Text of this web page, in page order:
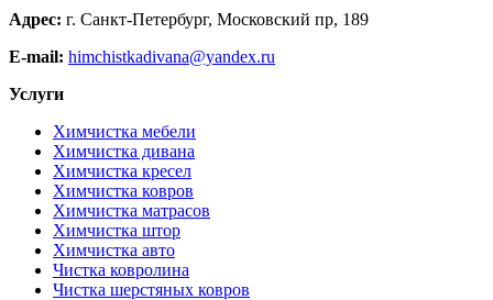
Адрес: г. Санкт-Петербург, Московский пр, 189
E-mail: himchistkadivana@yandex.ru
Услуги
Химчистка мебели
Химчистка дивана
Химчистка кресел
Химчистка ковров
Химчистка матрасов
Химчистка штор
Химчистка авто
Чистка ковролина
Чистка шерстяных ковров